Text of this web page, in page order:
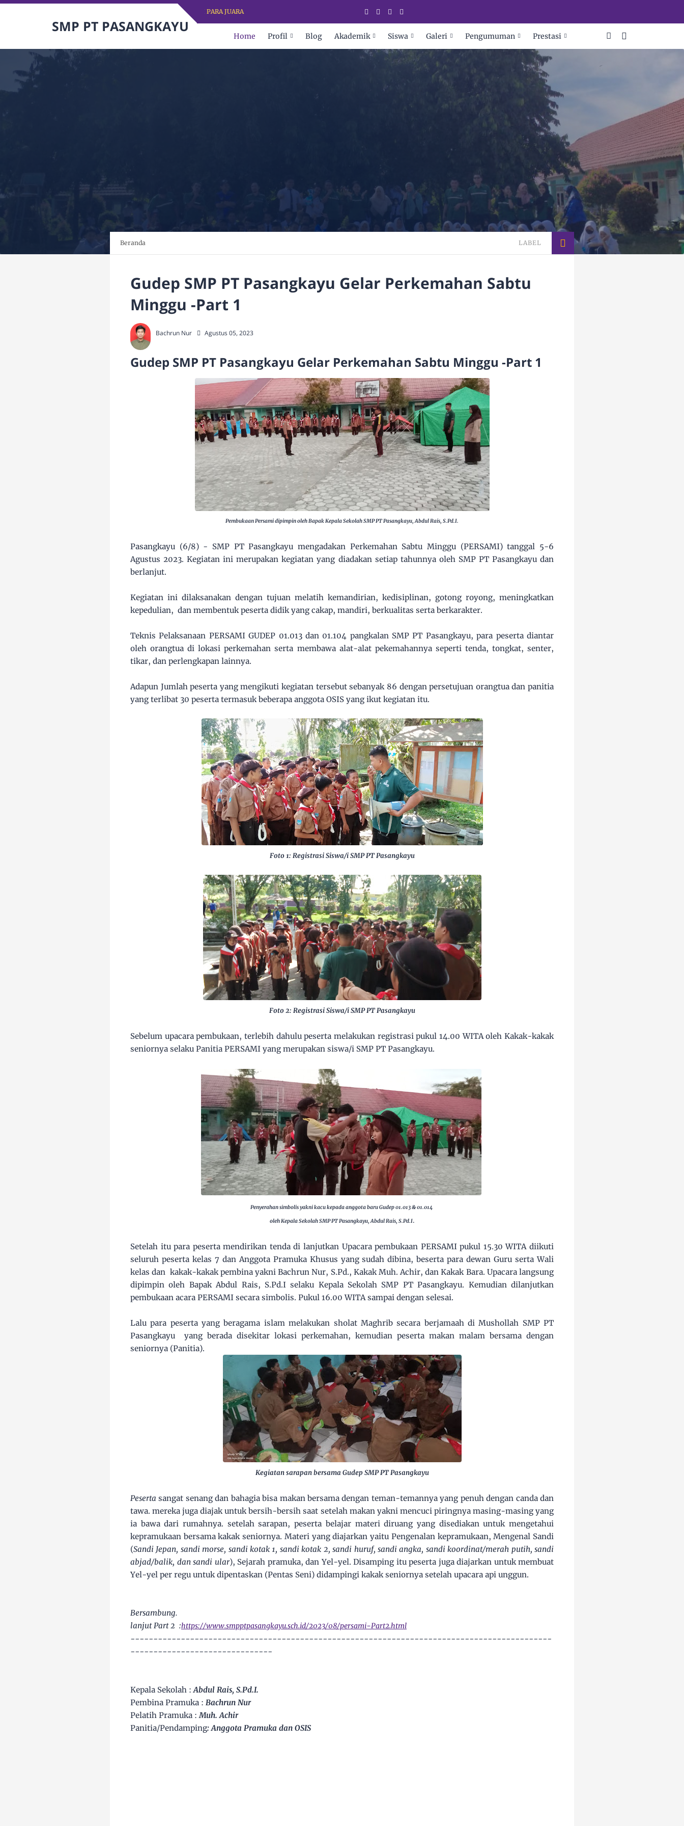
SELAMAT DATANG DI SEKOLAH PARA JUARA
SMP PT PASANGKAYU
Home Profil Blog Akademik Siswa Galeri Pengumuman Prestasi
Beranda LABEL
Gudep SMP PT Pasangkayu Gelar Perkemahan Sabtu
Minggu -Part 1
Bachrun Nur Agustus 05, 2023
Gudep SMP PT Pasangkayu Gelar Perkemahan Sabtu Minggu -Part 1
Pembukaan Persami dipimpin oleh Bapak Kepala Sekolah SMP PT Pasangkayu, Abdul Rais, S.Pd.I.
Pasangkayu (6/8) - SMP PT Pasangkayu mengadakan Perkemahan Sabtu Minggu (PERSAMI) tanggal 5-6
Agustus 2023. Kegiatan ini merupakan kegiatan yang diadakan setiap tahunnya oleh SMP PT Pasangkayu dan
berlanjut.
Kegiatan ini dilaksanakan dengan tujuan melatih kemandirian, kedisiplinan, gotong royong, meningkatkan
kepedulian, dan membentuk peserta didik yang cakap, mandiri, berkualitas serta berkarakter.
Teknis Pelaksanaan PERSAMI GUDEP 01.013 dan 01.104 pangkalan SMP PT Pasangkayu, para peserta diantar
oleh orangtua di lokasi perkemahan serta membawa alat-alat pekemahannya seperti tenda, tongkat, senter,
tikar, dan perlengkapan lainnya.
Adapun Jumlah peserta yang mengikuti kegiatan tersebut sebanyak 86 dengan persetujuan orangtua dan panitia
yang terlibat 30 peserta termasuk beberapa anggota OSIS yang ikut kegiatan itu.
Foto 1: Registrasi Siswa/i SMP PT Pasangkayu
Foto 2: Registrasi Siswa/i SMP PT Pasangkayu
Sebelum upacara pembukaan, terlebih dahulu peserta melakukan registrasi pukul 14.00 WITA oleh Kakak-kakak
seniornya selaku Panitia PERSAMI yang merupakan siswa/i SMP PT Pasangkayu.
Penyerahan simbolis yakni kacu kepada anggota baru Gudep 01.013 & 01.014
oleh Kepala Sekolah SMP PT Pasangkayu, Abdul Rais, S.Pd.I.
Setelah itu para peserta mendirikan tenda di lanjutkan Upacara pembukaan PERSAMI pukul 15.30 WITA diikuti
seluruh peserta kelas 7 dan Anggota Pramuka Khusus yang sudah dibina, beserta para dewan Guru serta Wali
kelas dan kakak-kakak pembina yakni Bachrun Nur, S.Pd., Kakak Muh. Achir, dan Kakak Bara. Upacara langsung
dipimpin oleh Bapak Abdul Rais, S.Pd.I selaku Kepala Sekolah SMP PT Pasangkayu. Kemudian dilanjutkan
pembukaan acara PERSAMI secara simbolis. Pukul 16.00 WITA sampai dengan selesai.
Lalu para peserta yang beragama islam melakukan sholat Maghrib secara berjamaah di Mushollah SMP PT
Pasangkayu yang berada disekitar lokasi perkemahan, kemudian peserta makan malam bersama dengan
seniornya (Panitia).
Kegiatan sarapan bersama Gudep SMP PT Pasangkayu
Pesertasangat senang dan bahagia bisa makan bersama dengan teman-temannya yang penuh dengan canda dan
tawa. mereka juga diajak untuk bersih-bersih saat setelah makan yakni mencuci piringnya masing-masing yang
ia bawa dari rumahnya. setelah sarapan, peserta belajar materi diruang yang disediakan untuk mengetahui
kepramukaan bersama kakak seniornya. Materi yang diajarkan yaitu Pengenalan kepramukaan, Mengenal Sandi
(Sandi Jepan, sandi morse, sandi kotak 1, sandi kotak 2, sandi huruf, sandi angka, sandi koordinat/merah putih, sandi
abjad/balik, dan sandi ular), Sejarah pramuka, dan Yel-yel. Disamping itu peserta juga diajarkan untuk membuat
Yel-yel per regu untuk dipentaskan (Pentas Seni) didampingi kakak seniornya setelah upacara api unggun.
Bersambung.
lanjut Part 2 :https://www.smpptpasangkayu.sch.id/2023/08/persami-Part2.html
--------------------------------------------------------------------------------------------
-------------------------------
Kepala Sekolah :Abdul Rais, S.Pd.I.
Pembina Pramuka : Bachrun Nur
Pelatih Pramuka :Muh. Achir
Panitia/Pendamping: Anggota Pramuka dan OSIS